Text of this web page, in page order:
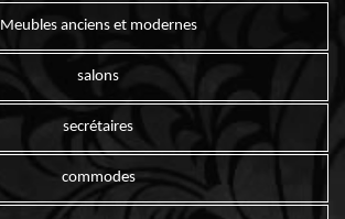
Meubles anciens et modernes
salons
secrétaires
commodes